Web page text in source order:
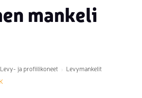
mankeli
Levy- ja profiilikoneet
Levymankelit